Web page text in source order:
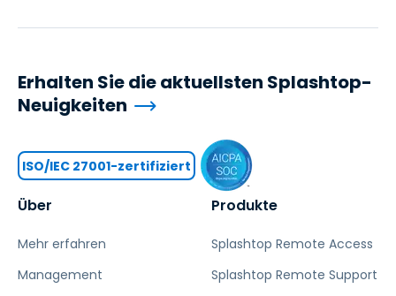
Über
Mehr erfahren
Management
Produkte
Splashtop Remote Access
Splashtop Remote Support
Erhalten Sie die aktuellsten Splashtop-
Neuigkeiten
ISO/IEC 27001-zertifiziert